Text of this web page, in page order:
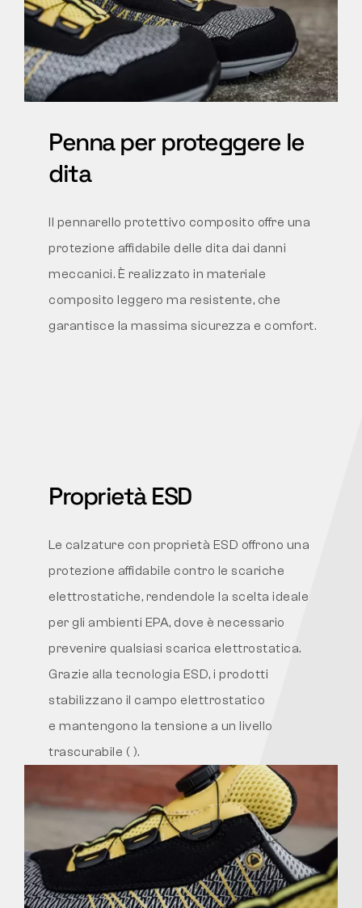
Penna per proteggere le
dita
Il pennarello protettivo composito offre una
protezione affidabile delle dita dai danni
meccanici. È realizzato in materiale
composito leggero ma resistente, che
garantisce la massima sicurezza e comfort.
Proprietà ESD
Le calzature con proprietà ESD offrono una
protezione affidabile contro le scariche
elettrostatiche, rendendole la scelta ideale
per gli ambienti EPA, dove è necessario
prevenire qualsiasi scarica elettrostatica.
Grazie alla tecnologia ESD, i prodotti
stabilizzano il campo elettrostatico
e mantengono la tensione a un livello
trascurabile ( ).